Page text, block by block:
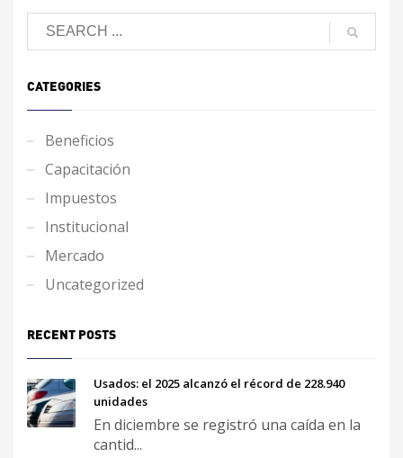
CATEGORIES
Beneficios
Capacitación
Impuestos
Institucional
Mercado
Uncategorized
RECENT POSTS
Usados: el 2025 alcanzó el récord de 228.940
unidades
En diciembre se registró una caída en la
cantid...